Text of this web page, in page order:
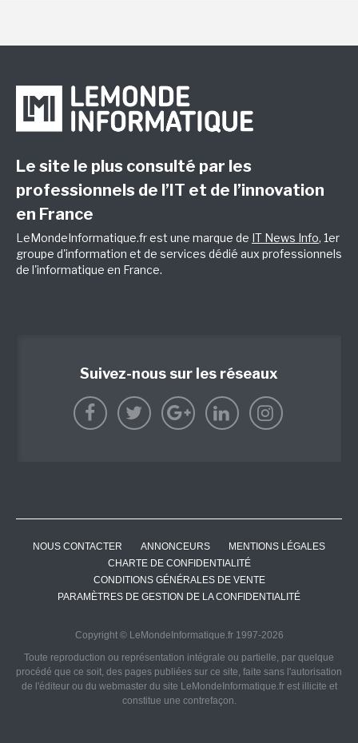
Le site le plus consulté par les
professionnels de l’IT et de l’innovation
en France
LeMondeInformatique.fr est une marque de IT News Info, 1er
groupe d'information et de services dédié aux professionnels
de l'informatique en France.
Suivez-nous sur les réseaux
NOUS CONTACTER ANNONCEURS
MENTIONS LÉGALES
CHARTE DE CONFIDENTIALITÉ
CONDITIONS GÉNÉRALES DE VENTE
PARAMÈTRES DE GESTION DE LA CONFIDENTIALITÉ
Copyright © LeMondeInformatique.fr 1997-2026
Toute reproduction ou représentation intégrale ou partielle, par quelque
procédé que ce soit, des pages publiées sur ce site, faite sans l'autorisation
de l'éditeur ou du webmaster du site LeMondeInformatique.fr est illicite et
constitue une contrefaçon.